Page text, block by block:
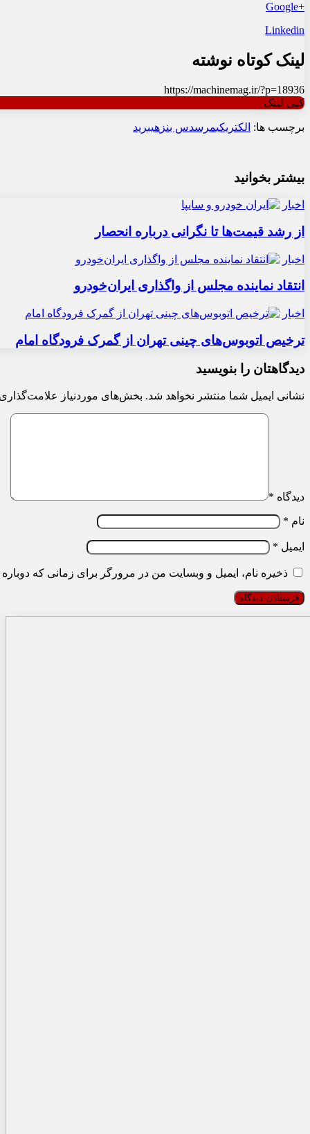
+Google
Linkedin
لینک کوتاه نوشته
https://machinemag.ir/?p=18936
کپی لینک
برچسب ها: الکتریکیمرسدس بنز هیبرید
بیشتر بخوانید
اخبار
از رشد قیمت‌ها تا نگرانی درباره انحصار
اخبار
انتقاد نماینده مجلس از واگذاری ایران‌خودرو
اخبار
ترخیص اتوبوس‌های چینی تهران از گمرک فرودگاه امام
دیدگاهتان را بنویسید
نشانی ایمیل شما منتشر نخواهد شد. بخش‌های موردنیاز
دیدگاه *
نام *
ایمیل *
ذخیره نام، ایمیل و وبسایت من در مرورگر برای زمانی که